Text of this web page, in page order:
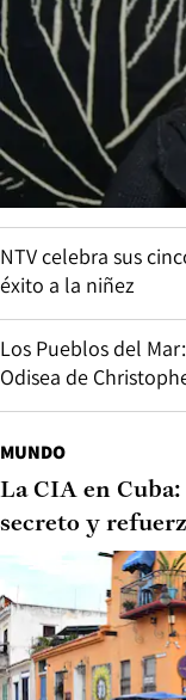
NTV celebra sus
éxito a la niñez
Los Pueblos del
Odisea de
MUNDO
La CIA en
secreto y